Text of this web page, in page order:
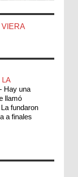
LA
- Hay una
llamó
fundaron
a finales